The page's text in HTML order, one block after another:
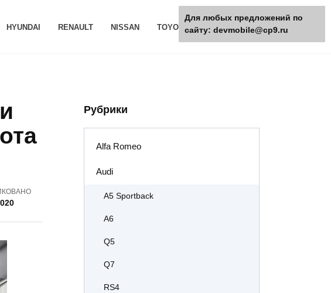
HYUNDAI RENAULT NISSAN TOYOTA РАЗНОЕ
Рубрики
Alfa Romeo
Audi
A5 Sportback
A6
Q5
Q7
RS4
Для любых предложений по
сайту: devmobile@cp9.ru